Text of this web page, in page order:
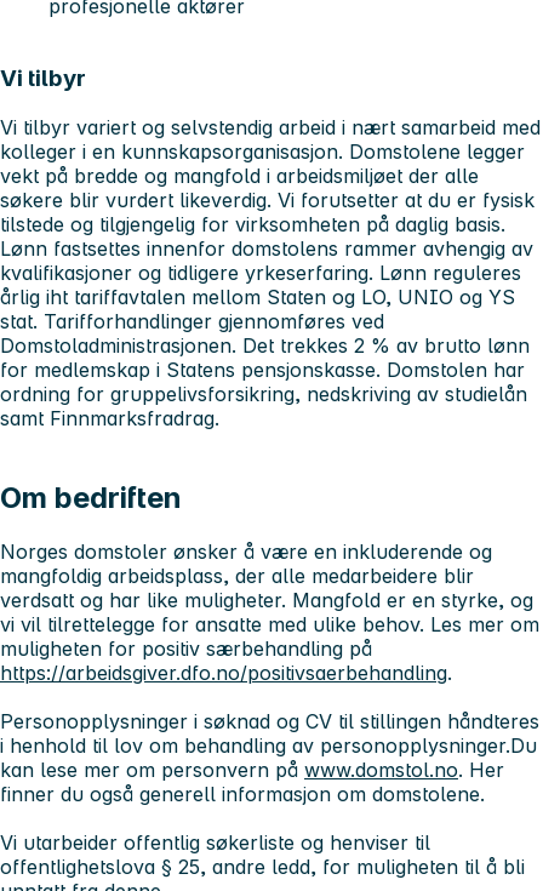
profesjonelle aktører
Vi tilbyr
Vi tilbyr variert og selvstendig arbeid i nært samarbeid med
kolleger i en kunnskapsorganisasjon. Domstolene legger
vekt på bredde og mangfold i arbeidsmiljøet der alle
søkere blir vurdert likeverdig. Vi forutsetter at du er fysisk
tilstede og tilgjengelig for virksomheten på daglig basis.
Lønn fastsettes innenfor domstolens rammer avhengig av
kvalifikasjoner og tidligere yrkeserfaring. Lønn reguleres
årlig iht tariffavtalen mellom Staten og LO, UNIO og YS
stat. Tarifforhandlinger gjennomføres ved
Domstoladministrasjonen. Det trekkes 2 % av brutto lønn
for medlemskap i Statens pensjonskasse. Domstolen har
ordning for gruppelivsforsikring, nedskriving av studielån
samt Finnmarksfradrag.
Om bedriften
Norges domstoler ønsker å være en inkluderende og
mangfoldig arbeidsplass, der alle medarbeidere blir
verdsatt og har like muligheter. Mangfold er en styrke, og
vi vil tilrettelegge for ansatte med ulike behov. Les mer om
muligheten for positiv særbehandling på
https://arbeidsgiver.dfo.no/positivsaerbehandling.
Personopplysninger i søknad og CV til stillingen håndteres
i henhold til lov om behandling av personopplysninger.Du
kan lese mer om personvern på www.domstol.no. Her
finner du også generell informasjon om domstolene.
Vi utarbeider offentlig søkerliste og henviser til
offentlighetslova § 25, andre ledd, for muligheten til å bli